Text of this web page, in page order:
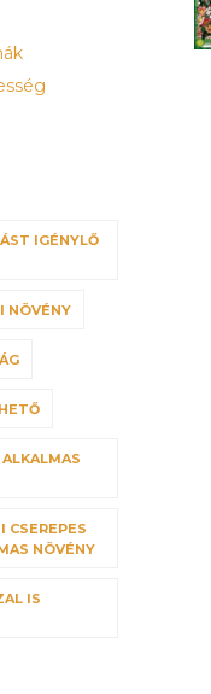
IGÉNYLŐ
NÖVÉNY
CSEREPES
NÖVÉNY
IS